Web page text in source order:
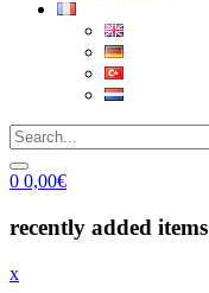
0 0,00€
recently added items
x